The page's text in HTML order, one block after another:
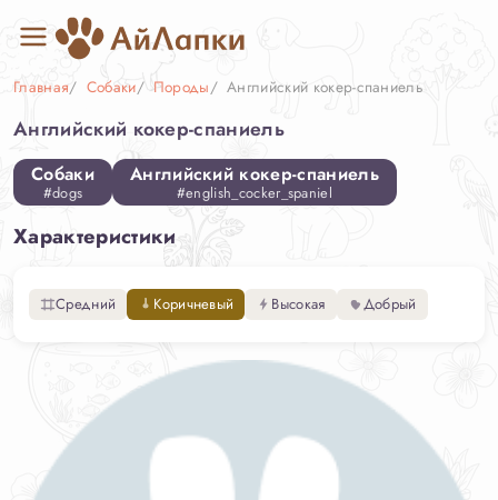
Главная Собаки Породы Английский кокер-спаниель
Английский кокер-спаниель
Собаки
#dogs
Английский кокер-спаниель
#english_cocker_spaniel
Характеристики
Средний Коричневый Высокая Добрый